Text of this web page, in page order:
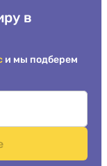
в
и мы подберем